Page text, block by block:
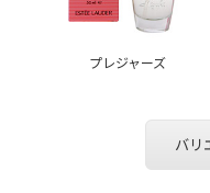
プレジャーズ
バリ